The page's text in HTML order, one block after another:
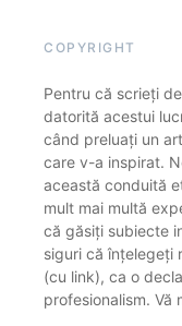
COPYRIGHT
Pentru că scrieți
datorită acestui
când preluați un
care v-a inspirat.
această conduită
mult mai multă
că găsiți subiecte
siguri că înțelegeți
(cu link), ca o
profesionalism. Vă